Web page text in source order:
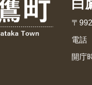
白
〒
電話
開庁